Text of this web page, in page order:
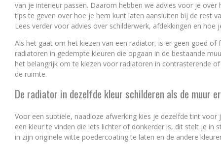
van je interieur passen. Daarom hebben we advies voor je
tips te geven over hoe je hem kunt laten aansluiten bij de rest
Lees verder voor advies over schilderwerk, afdekkingen en
Als het gaat om het kiezen van een radiator, is er geen goed
radiatoren in gedempte kleuren die opgaan in de bestaande
het belangrijk om te kiezen voor radiatoren in contrasterende
de ruimte.
De radiator in dezelfde kleur schilderen als de muur
Voor een subtiele, naadloze afwerking kies je dezelfde tint
een ​​kleur te vinden die iets lichter of donkerder is, dit stelt je in
in zijn originele witte poedercoating te laten en de andere